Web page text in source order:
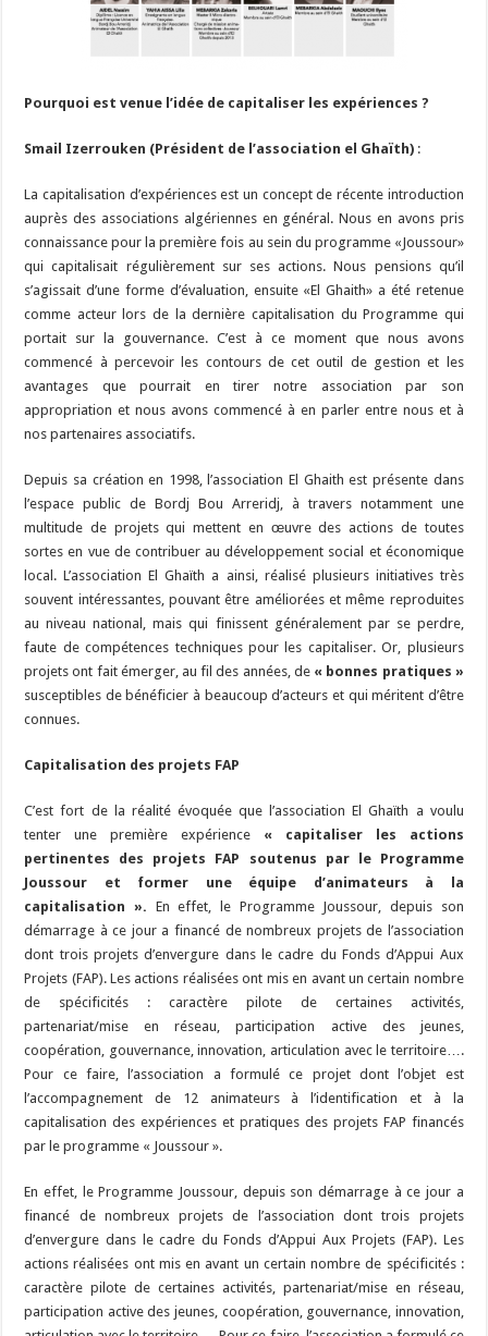
Pourquoi est venue l’idée de capitaliser les expériences ?
Smail Izerrouken (Président de l’association el Ghaïth) :
La capitalisation d’expériences est un concept de récente introduction
auprès des associations algériennes en général. Nous en avons pris
connaissance pour la première fois au sein du programme «Joussour»
qui capitalisait régulièrement sur ses actions. Nous pensions qu’il
s’agissait d’une forme d’évaluation, ensuite «El Ghaith» a été retenue
comme acteur lors de la dernière capitalisation du Programme qui
portait sur la gouvernance. C’est à ce moment que nous avons
commencé à percevoir les contours de cet outil de gestion et les
avantages que pourrait en tirer notre association par son
appropriation et nous avons commencé à en parler entre nous et à
nos partenaires associatifs.
Depuis sa création en 1998, l’association El Ghaith est présente dans
l’espace public de Bordj Bou Arreridj, à travers notamment une
multitude de projets qui mettent en œuvre des actions de toutes
sortes en vue de contribuer au développement social et économique
local. L’association El Ghaïth a ainsi, réalisé plusieurs initiatives très
souvent intéressantes, pouvant être améliorées et même reproduites
au niveau national, mais qui finissent généralement par se perdre,
faute de compétences techniques pour les capitaliser. Or, plusieurs
projets ont fait émerger, au fil des années, de « bonnes pratiques »
susceptibles de bénéficier à beaucoup d’acteurs et qui méritent d’être
connues.
Capitalisation des projets FAP
C’est fort de la réalité évoquée que l’association El Ghaïth a voulu
tenter une première expérience « capitaliser les actions
pertinentes des projets FAP soutenus par le Programme
Joussour et former une équipe d’animateurs à la
capitalisation ». En effet, le Programme Joussour, depuis son
démarrage à ce jour a financé de nombreux projets de l’association
dont trois projets d’envergure dans le cadre du Fonds d’Appui Aux
Projets (FAP). Les actions réalisées ont mis en avant un certain nombre
de spécificités : caractère pilote de certaines activités,
partenariat/mise en réseau, participation active des jeunes,
coopération, gouvernance, innovation, articulation avec le territoire….
Pour ce faire, l’association a formulé ce projet dont l’objet est
l’accompagnement de 12 animateurs à l’identification et à la
capitalisation des expériences et pratiques des projets FAP financés
par le programme « Joussour ».
En effet, le Programme Joussour, depuis son démarrage à ce jour a
financé de nombreux projets de l’association dont trois projets
d’envergure dans le cadre du Fonds d’Appui Aux Projets (FAP). Les
actions réalisées ont mis en avant un certain nombre de spécificités :
caractère pilote de certaines activités, partenariat/mise en réseau,
participation active des jeunes, coopération, gouvernance, innovation,